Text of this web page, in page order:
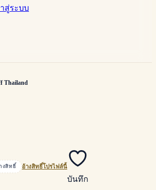
สู่ระบบ
Thailand
งสิทธิ์ อ้างสิทธิ์โปรไฟล์นี้
บันทึก